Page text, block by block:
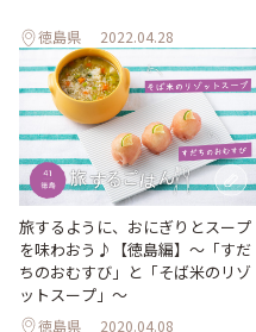
徳島県 2022.04.28
旅するように、おにぎりとスープ
を味わおう♪【徳島編】〜「すだ
ちのおむすび」と「そば米のリゾ
ットスープ」〜
徳島県 2020.04.08